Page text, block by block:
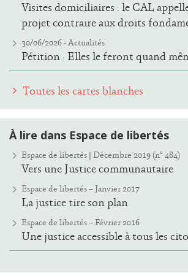
Visites domiciliaires : le CAL
projet contraire aux droits
30/06/2026 -Actualités
Pétition · Elles le feront quand
Toutes les cartes blanches
À lire dans Espace de libertés
Espace de libertés | Décembre 2019 (n° 484)
Vers une Justice communautaire
Espace de libertés – Janvier 2017
La justice tire son plan
Espace de libertés – Février 2016
Une justice accessible à tous les